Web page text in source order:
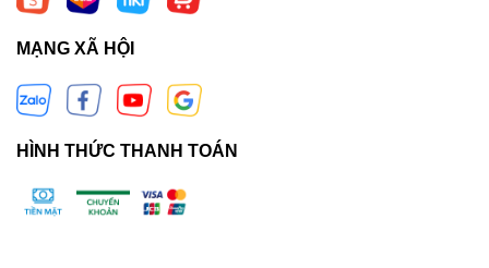
MẠNG XÃ HỘI
HÌNH THỨC THANH TOÁN